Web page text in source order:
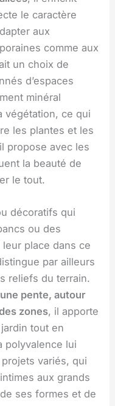
le caractère
aux
comme aux
un choix de
d’espaces
minéral
végétation, ce qui
les plantes et les
propose avec les
la beauté de
le tout.
décoratifs qui
ou des
place dans ce
par ailleurs
reliefs du terrain.
pente, autour
zones, il apporte
tout en
polyvalence lui
variés, qui
aux grands
ses formes et de